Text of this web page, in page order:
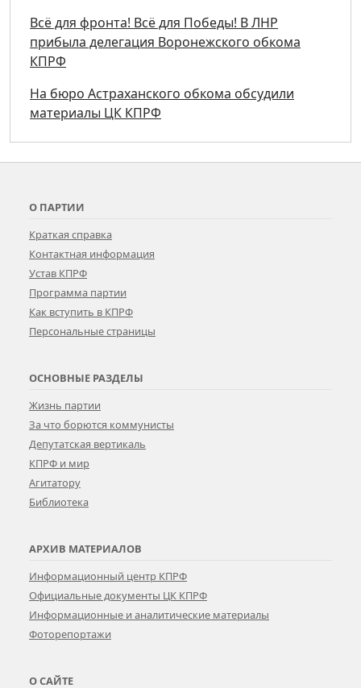
Всё для фронта! Всё для Победы! В ЛНР
прибыла делегация Воронежского обкома
КПРФ
На бюро Астраханского обкома обсудили
материалы ЦК КПРФ
О ПАРТИИ
Краткая справка
Контактная информация
Устав КПРФ
Программа партии
Как вступить в КПРФ
Персональные страницы
ОСНОВНЫЕ РАЗДЕЛЫ
Жизнь партии
За что борются коммунисты
Депутатская вертикаль
КПРФ и мир
Агитатору
Библиотека
АРХИВ МАТЕРИАЛОВ
Информационный центр КПРФ
Официальные документы ЦК КПРФ
Информационные и аналитические материалы
Фоторепортажи
О САЙТЕ